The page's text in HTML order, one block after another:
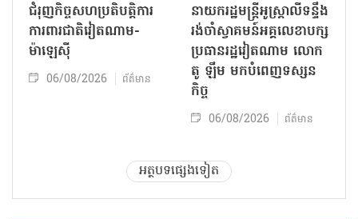
ជំរុញកិច្ចសហប្រតិបត្តិការ
ការពារជាតិវៀតណាម-
ម៉ាឡេស៊ី
06/08/2026 ព័ត៌មាន
នាយករដ្ឋមន្ត្រីអូស្ត្រាលីទន្ទឹង
រង់ចាំស្វាគមន៍អគ្គលេខាបក្ស
ប្រធានរដ្ឋវៀតណាម លោក
តូ ឡឹម មកបំពេញទស្សន
កិច្ច
06/08/2026 ព័ត៌មាន
អត្ថបទផ្សេងទៀត